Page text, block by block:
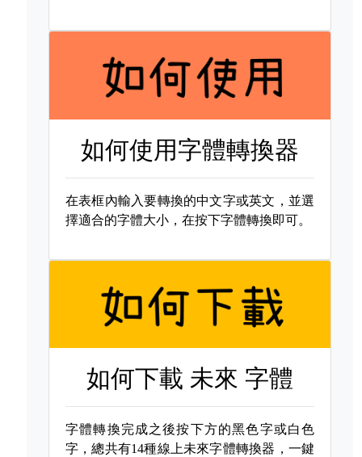
如何使用字體轉換器
在表框內輸入要轉換的中文字或英文，並選
擇適合的字體大小，在按下字體轉換即可。
如何下載 未來 字體
字體轉換完成之後按下方的黑色字或白色
字，總共有14種線上未來字體轉換器，一鍵